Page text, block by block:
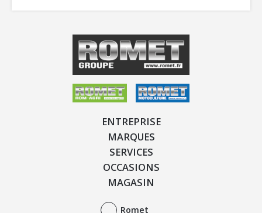
ENTREPRISE
MARQUES
SERVICES
OCCASIONS
MAGASIN
Romet